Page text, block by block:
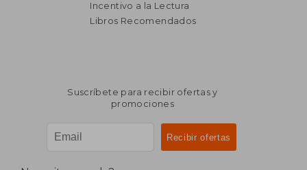
Incentivo a la Lectura
Libros Recomendados
Suscríbete para recibir ofertas y
promociones